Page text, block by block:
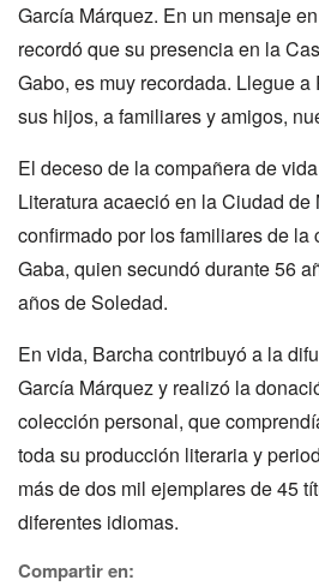
García Márquez. En un mensaje
recordó que su presencia en la
Gabo, es muy recordada. Llegue
sus hijos, a familiares y amigos,
El deceso de la compañera de
Literatura acaeció en la Ciudad de
confirmado por los familiares de la
Gaba, quien secundó durante 56
años de Soledad.
En vida, Barcha contribuyó a la
García Márquez y realizó la
colección personal, que
toda su producción literaria y
más de dos mil ejemplares de 45
diferentes idiomas.
Compartir en: